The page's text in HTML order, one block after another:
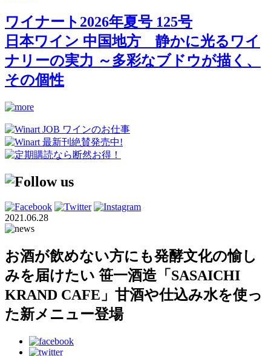
ワイナート2026年夏号 125号
日本ワイン 中国地方 静かに光るワイ
ナリーの実力 ～多彩なブドウが描く、
その個性
2021.06.28
お酒が飲めない方にも発酵文化の愉し
みを届けたい 笹一酒造「SASAICHI
KRAND CAFE」甘酒や仕込み水を使っ
た新メニュー登場